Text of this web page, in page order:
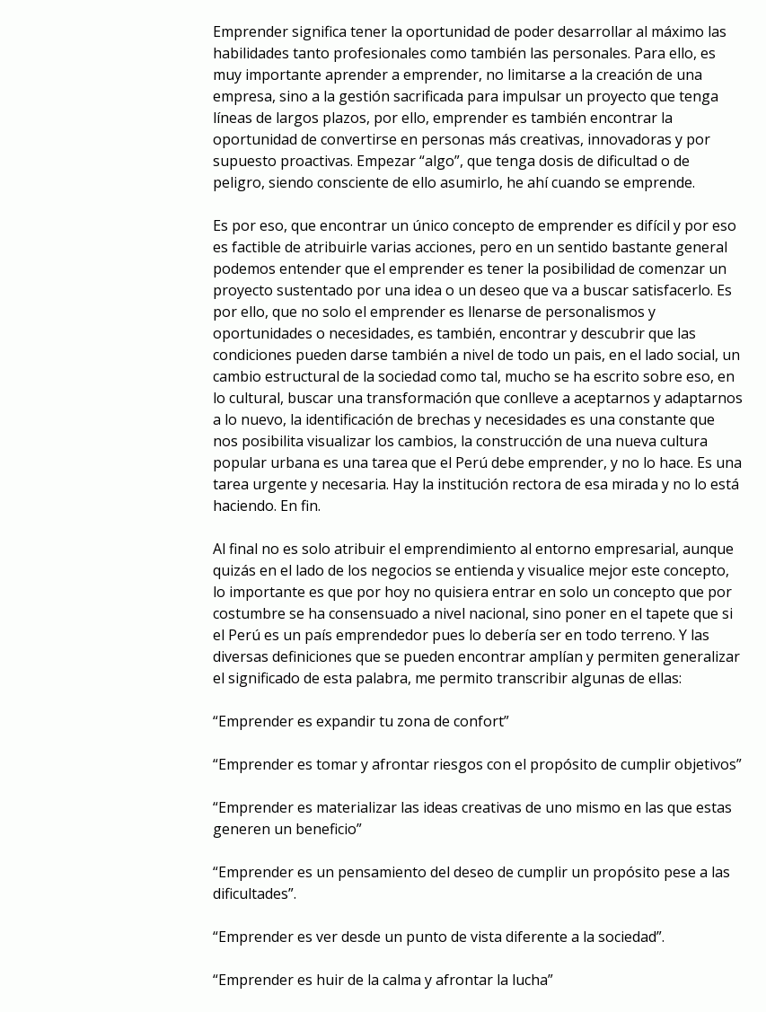
Emprender significa tener la oportunidad de poder desarrollar al máximo las
habilidades tanto profesionales como también las personales. Para ello, es
muy importante aprender a emprender, no limitarse a la creación de una
empresa, sino a la gestión sacrificada para impulsar un proyecto que tenga
líneas de largos plazos, por ello, emprender es también encontrar la
oportunidad de convertirse en personas más creativas, innovadoras y por
supuesto proactivas. Empezar “algo”, que tenga dosis de dificultad o de
peligro, siendo consciente de ello asumirlo, he ahí cuando se emprende.
Es por eso, que encontrar un único concepto de emprender es difícil y por eso
es factible de atribuirle varias acciones, pero en un sentido bastante general
podemos entender que el emprender es tener la posibilidad de comenzar un
proyecto sustentado por una idea o un deseo que va a buscar satisfacerlo. Es
por ello, que no solo el emprender es llenarse de personalismos y
oportunidades o necesidades, es también, encontrar y descubrir que las
condiciones pueden darse también a nivel de todo un pais, en el lado social, un
cambio estructural de la sociedad como tal, mucho se ha escrito sobre eso, en
lo cultural, buscar una transformación que conlleve a aceptarnos y adaptarnos
a lo nuevo, la identificación de brechas y necesidades es una constante que
nos posibilita visualizar los cambios, la construcción de una nueva cultura
popular urbana es una tarea que el Perú debe emprender, y no lo hace. Es una
tarea urgente y necesaria. Hay la institución rectora de esa mirada y no lo está
haciendo. En fin.
Al final no es solo atribuir el emprendimiento al entorno empresarial, aunque
quizás en el lado de los negocios se entienda y visualice mejor este concepto,
lo importante es que por hoy no quisiera entrar en solo un concepto que por
costumbre se ha consensuado a nivel nacional, sino poner en el tapete que si
el Perú es un país emprendedor pues lo debería ser en todo terreno. Y las
diversas definiciones que se pueden encontrar amplían y permiten generalizar
el significado de esta palabra, me permito transcribir algunas de ellas:
“Emprender es expandir tu zona de confort”
“Emprender es tomar y afrontar riesgos con el propósito de cumplir objetivos”
“Emprender es materializar las ideas creativas de uno mismo en las que estas
generen un beneficio”
“Emprender es un pensamiento del deseo de cumplir un propósito pese a las
dificultades”.
“Emprender es ver desde un punto de vista diferente a la sociedad”.
“Emprender es huir de la calma y afrontar la lucha”